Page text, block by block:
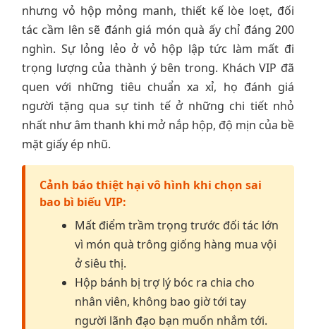
nhưng vỏ hộp mỏng manh, thiết kế lòe loẹt, đối
tác cầm lên sẽ đánh giá món quà ấy chỉ đáng 200
nghìn. Sự lỏng lẻo ở vỏ hộp lập tức làm mất đi
trọng lượng của thành ý bên trong. Khách VIP đã
quen với những tiêu chuẩn xa xỉ, họ đánh giá
người tặng qua sự tinh tế ở những chi tiết nhỏ
nhất như âm thanh khi mở nắp hộp, độ mịn của bề
mặt giấy ép nhũ.
Cảnh báo thiệt hại vô hình khi chọn sai
bao bì biếu VIP:
Mất điểm trầm trọng trước đối tác lớn
vì món quà trông giống hàng mua vội
ở siêu thị.
Hộp bánh bị trợ lý bóc ra chia cho
nhân viên, không bao giờ tới tay
người lãnh đạo bạn muốn nhắm tới.